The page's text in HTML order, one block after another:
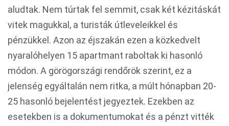
aludtak. Nem túrtak fel semmit, csak két kézitáskát
vitek magukkal, a turisták útleveleikkel és
pénzükkel. Azon az éjszakán ezen a közkedvelt
nyaralóhelyen 15 apartmant raboltak ki hasonló
módon. A görögországi rendőrök szerint, ez a
jelenség egyáltalán nem ritka, a múlt hónapban 20-
25 hasonló bejelentést jegyeztek. Ezekben az
esetekben is a dokumentumokat és a pénzt vitték